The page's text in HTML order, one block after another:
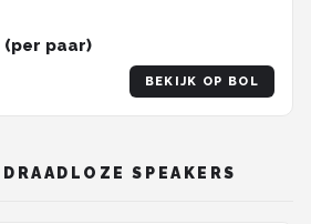
(per paar)
BEKIJK OP BOL
SPEAKERS